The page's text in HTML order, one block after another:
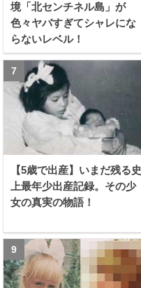
境「北センチネル島」が
色々ヤバすぎてシャレにな
らないレベル！
【5歳で出産】いまだ残る史
上最年少出産記録。その少
女の真実の物語！